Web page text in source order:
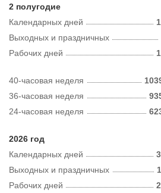
2 полугодие
Календарных дней
Рабочих дней
Выходных и праздничных
40-часовая неделя
36-часовая неделя
24-часовая неделя
2026 год
Календарных дней
Рабочих дней
Выходных и праздничных